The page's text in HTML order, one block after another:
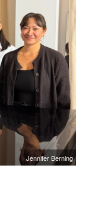
Jennifer Berning